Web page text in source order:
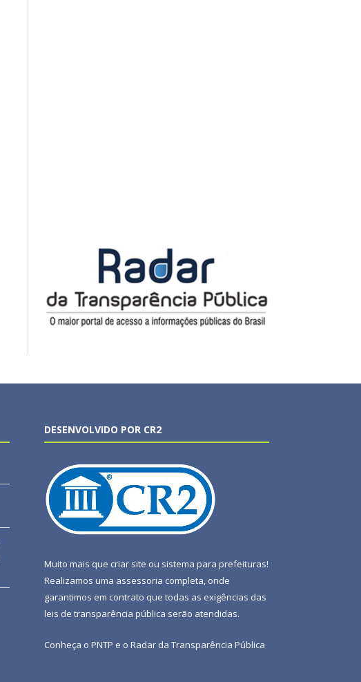
DESENVOLVIDO POR CR2
Muito mais que criar site ou sistema para prefeituras!
Realizamos uma assessoria completa, onde
garantimos em contrato que todas as exigências das
leis de transparência pública serão atendidas.
Conheça o PNTP e o Radar da Transparência Pública